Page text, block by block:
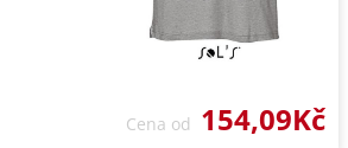
Cena od 154,09Kč